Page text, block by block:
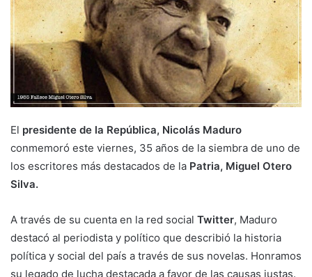
El presidente de la República, Nicolás Maduro
conmemoró este viernes, 35 años de la siembra de uno de
los escritores más destacados de la Patria, Miguel Otero
Silva.
A través de su cuenta en la red social Twitter, Maduro
destacó al periodista y político que describió la historia
política y social del país a través de sus novelas. Honramos
su legado de lucha destacada a favor de las causas justas.